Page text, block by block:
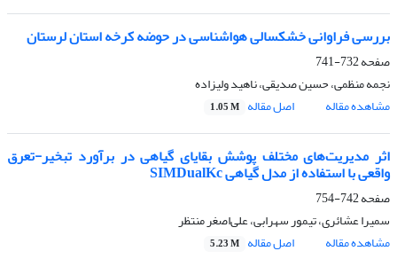
بررسی فراوانی خشکسالی هواشناسی در حوضه کرخه استان لرستان
صفحه732-741
نجمه منظمی، حسین صدیقی، ناهید ولیزاده
مشاهده مقاله
اصل مقاله 1.05 M
اثر مدیریت‌های مختلف پوشش بقایای گیاهی در برآورد تبخیر-تعرق
واقعی با استفاده از مدل گیاهی SIMDualKc
صفحه742-754
سمیرا عشائری، تیمور سهرابی، علی‌اصغر منتظر
مشاهده مقاله
اصل مقاله 5.23 M